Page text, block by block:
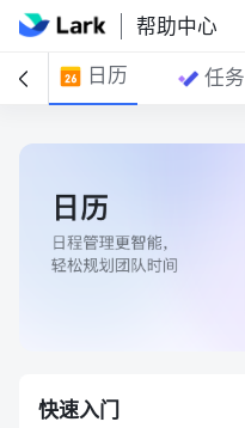
帮助中心
日历 任务
快速入门